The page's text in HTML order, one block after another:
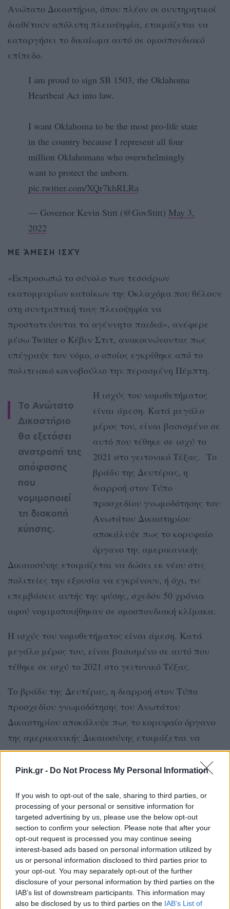
Pink.gr - Do Not Process My Personal Information
If you wish to opt-out of the sale, sharing to third parties, or
processing of your personal or sensitive information for
targeted advertising by us, please use the below opt-out
section to confirm your selection. Please note that after your
opt-out request is processed you may continue seeing
interest-based ads based on personal information utilized by
us or personal information disclosed to third parties prior to
your opt-out. You may separately opt-out of the further
disclosure of your personal information by third parties on the
IAB’s list of downstream participants. This information may
also be disclosed by us to third parties on the IAB’s List of
Ανώτατο Δικαστήριο, όπου πλέον οι συντηρητικοί
διαθέτουν απόλυτη πλειοψηφία, ετοιμάζεται να
καταργήσει το δικαίωμα αυτό σε ομοσπονδιακό
επίπεδο.
I am proud to sign SB 1503, the Oklahoma
Heartbeat Act into law.
I want Oklahoma to be the most pro-life state
in the country because I represent all four
million Oklahomans who overwhelmingly
want to protect the unborn.
pic.twitter.com/XQr7khRLRa
— Governor Kevin Stitt (@GovStitt) May 3,
2022
ΜΕ ΆΜΕΣΗ ΙΣΧΎ
«Εκπροσωπώ το σύνολο των τεσσάρων
εκατομμυρίων κατοίκων της Οκλαχόμα που θέλουν
στη συντριπτική τους πλειοψηφία να
προστατεύονται τα αγέννητα παιδιά», ανέφερε
μέσω Twitter ο Κέβιν Στιτ, ανακοινώνοντας πως
υπέγραψε τον νόμο, ο οποίος εγκρίθηκε από το
πολιτειακό κοινοβούλιο την περασμένη Πέμπτη.
Το Ανώτατο
Δικαστήριο
θα εξετάσει
ανατροπή της
απόφασης
που
νομιμοποιεί
τη διακοπή
κύησης.
Η ισχύς του νομοθετήματος
είναι άμεση. Κατά μεγάλο
μέρος του, είναι βασισμένο σε
αυτό που τέθηκε σε ισχύ το
2021 στο γειτονικό Τέξας. Το
βράδυ της Δευτέρας, η
διαρροή στον Τύπο
προσχεδίου γνωμοδότησης του
Ανωτάτου Δικαστηρίου
αποκάλυψε πως το κορυφαίο
όργανο της αμερικανικής
Δικαιοσύνης ετοιμάζεται να δώσει εκ νέου στις
πολιτείες την εξουσία να εγκρίνουν, ή όχι, τις
επεμβάσεις αυτής της φύσης, σχεδόν 50 χρόνια
αφού νομιμοποιήθηκαν σε ομοσπονδιακή κλίμακα.
Η ισχύς του νομοθετήματος είναι άμεση. Κατά
μεγάλο μέρος του, είναι βασισμένο σε αυτό που
τέθηκε σε ισχύ το 2021 στο γειτονικό Τέξας.
Το βράδυ της Δευτέρας, η διαρροή στον Τύπο
προσχεδίου γνωμοδότησης του Ανωτάτου
Δικαστηρίου αποκάλυψε πως το κορυφαίο όργανο
της αμερικανικής Δικαιοσύνης ετοιμάζεται να
δώσει εκ νέου στις πολιτείες την εξουσία να
εγκρίνουν, ή όχι, τις επεμβάσεις αυτής της φύσης,
ομοσπονδιακή κλίμακα.
ΔΙΑΦΗΜΙΣΗ